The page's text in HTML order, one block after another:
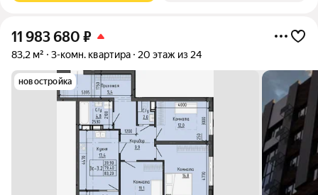
11 983 680 ₽
83,2 м² 3-комн. квартира 20 этаж из 24
новостройка